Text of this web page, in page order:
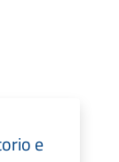
e